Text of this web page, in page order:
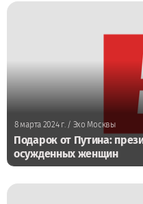
8 марта 2024 г. / Эхо Москвы
Подарок от Путина:
осужденных женщин